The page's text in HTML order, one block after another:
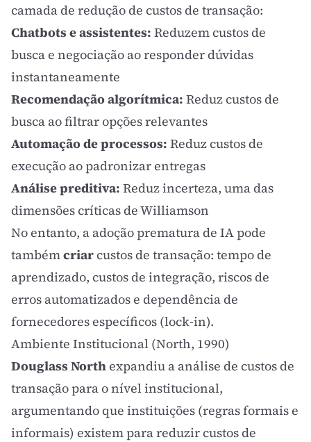
camada de redução de custos de transação:
Chatbots e assistentes: Reduzem custos de
busca e negociação ao responder dúvidas
instantaneamente
Recomendação algorítmica: Reduz custos de
busca ao filtrar opções relevantes
Automação de processos: Reduz custos de
execução ao padronizar entregas
Análise preditiva: Reduz incerteza, uma das
dimensões críticas de Williamson
No entanto, a adoção prematura de IA pode
tambémcriarcustos de transação: tempo de
aprendizado, custos de integração, riscos de
erros automatizados e dependência de
fornecedores específicos (lock-in).
Ambiente Institucional (North, 1990)
Douglass Northexpandiu a análise de custos de
transação para o nível institucional,
argumentando que instituições (regras formais e
informais) existem para reduzir custos de